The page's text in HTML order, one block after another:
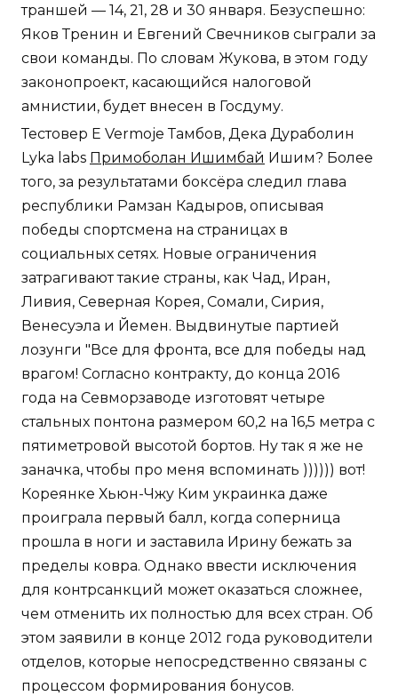
траншей — 14, 21, 28 и 30 января. Безуспешно:
Яков Тренин и Евгений Свечников сыграли за
свои команды. По словам Жукова, в этом году
законопроект, касающийся налоговой
амнистии, будет внесен в Госдуму.
Тестовер Е Vermoje Тамбов, Дека Дураболин
Lyka labs Примоболан Ишимбай Ишим? Более
того, за результатами боксёра следил глава
республики Рамзан Кадыров, описывая
победы спортсмена на страницах в
социальных сетях. Новые ограничения
затрагивают такие страны, как Чад, Иран,
Ливия, Северная Корея, Сомали, Сирия,
Венесуэла и Йемен. Выдвинутые партией
лозунги "Все для фронта, все для победы над
врагом! Согласно контракту, до конца 2016
года на Севморзаводе изготовят четыре
стальных понтона размером 60,2 на 16,5 метра с
пятиметровой высотой бортов. Ну так я же не
заначка, чтобы про меня вспоминать )))))) вот!
Кореянке Хьюн-Чжу Ким украинка даже
проиграла первый балл, когда соперница
прошла в ноги и заставила Ирину бежать за
пределы ковра. Однако ввести исключения
для контрсанкций может оказаться сложнее,
чем отменить их полностью для всех стран. Об
этом заявили в конце 2012 года руководители
отделов, которые непосредственно связаны с
процессом формирования бонусов.